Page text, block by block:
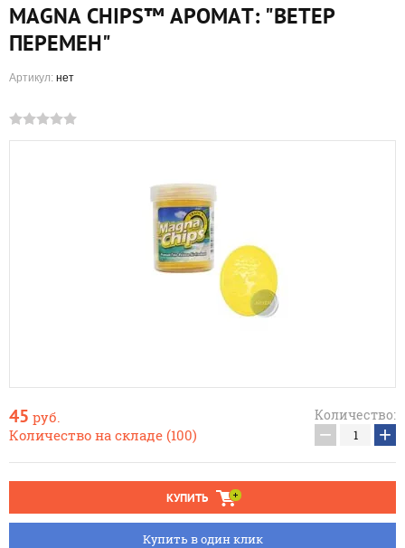
MAGNA CHIPS™ АРОМАТ: "ВЕТЕР
ПЕРЕМЕН"
Артикул: нет
45 руб.
Количество на складе (100)
Количество:
− +
КУПИТЬ
Купить в один клик